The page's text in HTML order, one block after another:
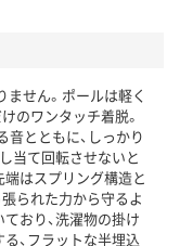
せん。ポールは軽く
のワンタッチ着脱。
音とともに、しっかり
当て回転させないと
はスプリング構造と
られた力から守るよ
おり、洗濯物の掛け
、フラットな半埋込